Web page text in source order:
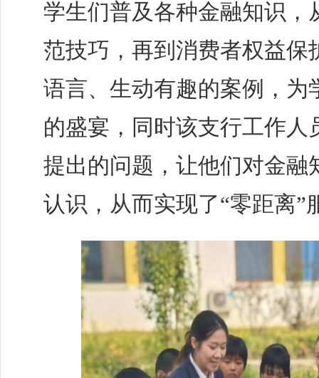
学生们普及各种金融知识
范技巧，再到消费者权益
语言、生动有趣的案例，
的盛宴，同时该支行工作
提出的问题，让他们对金
认识，从而实现了“零距离”